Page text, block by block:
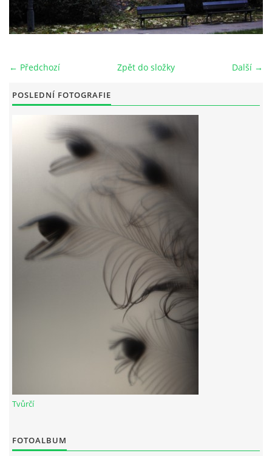
KONTAKT
© 2026 eStránky.cz
← Předchozí Další →
Zpět do složky
POSLEDNÍ FOTOGRAFIE
Tvůrčí
FOTOALBUM